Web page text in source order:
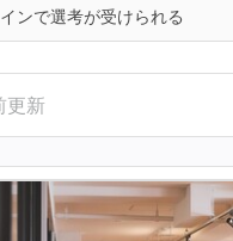
ンで選考が受けられる
新